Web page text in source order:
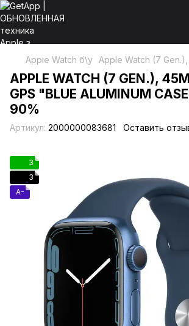
Apple Watch б\у Apple Watch (7
APPLE WATCH (7 GEN.),
GPS "BLUE ALUMINUM
90%
Артикул: 2000000083681 Оставить
3
3
A-